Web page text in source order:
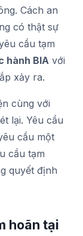
Cách an
có thật sự
cầu tạm
hành BIA với
xảy ra.
cùng với
lại. Yêu cầu
cầu một
cầu tạm
quyết định
hoãn tại